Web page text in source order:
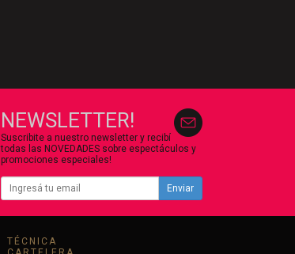
NEWSLETTER!
Suscribite a nuestro newsletter y recibí
todas las NOVEDADES sobre espectáculos y
promociones especiales!
Enviar
TÉCNICA